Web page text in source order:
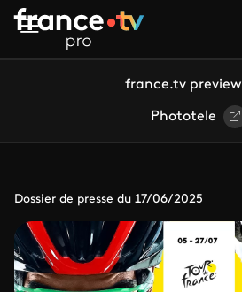
Aller au contenu principal
france.tv preview
Phototele
Dossier de presse du 17/06/2025